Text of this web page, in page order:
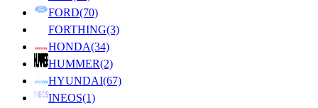
FORD(70)
FORTHING(3)
HONDA(34)
HUMMER(2)
HYUNDAI(67)
INEOS(1)